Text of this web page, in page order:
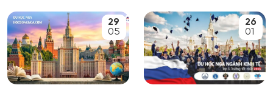
29
05
26
01